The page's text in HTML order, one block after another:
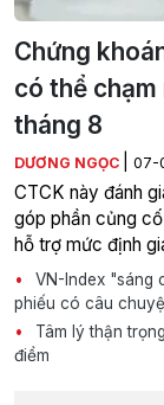
Chứng
có thể
tháng 8
DƯƠNG NGỌC 07-
CTCK này đánh
góp phần củng
hỗ trợ mức định
VN-Index "sáng
phiếu có câu
Tâm lý thận
điểm